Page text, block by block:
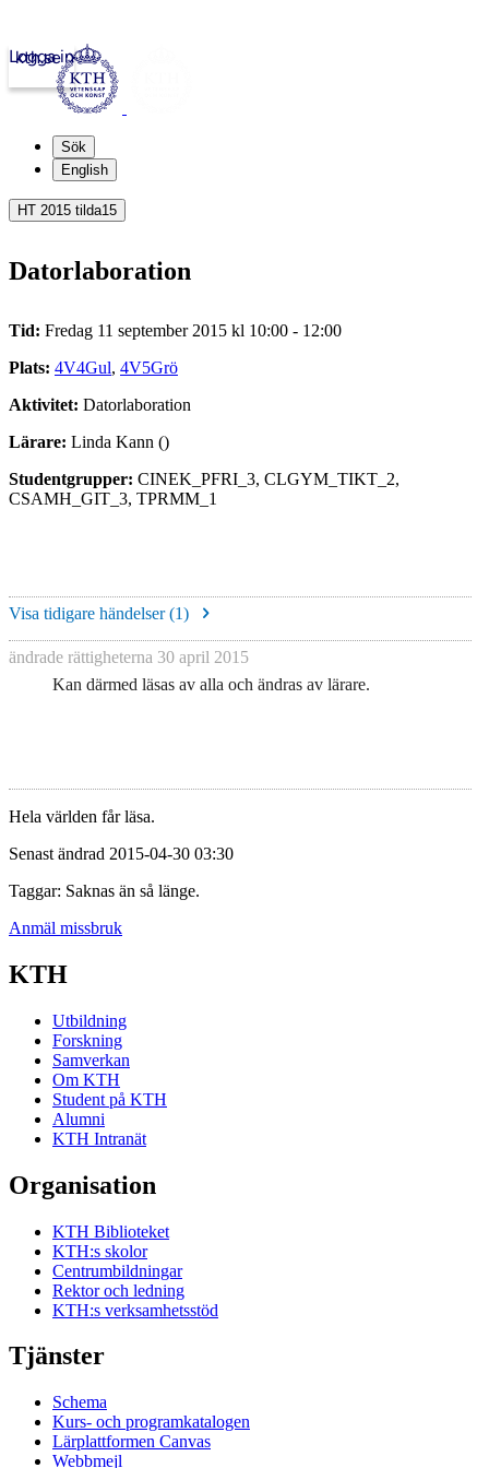
kth.se
Logga in
Sök
English
HT 2015 tilda15
Datorlaboration
Tid: Fredag 11 september 2015 kl 10:00 - 12:00
Plats: 4V4Gul, 4V5Grö
Aktivitet: Datorlaboration
Lärare: Linda Kann ()
Studentgrupper: CINEK_PFRI_3, CLGYM_TIKT_2,
CSAMH_GIT_3, TPRMM_1
Visa tidigare händelser (1)
ändrade rättigheterna 30 april 2015
Kan därmed läsas av alla och ändras av lärare.
Hela världen får läsa.
Senast ändrad 2015-04-30 03:30
Taggar: Saknas än så länge.
Anmäl missbruk
KTH
Utbildning
Forskning
Samverkan
Om KTH
Student på KTH
Alumni
KTH Intranät
Organisation
KTH Biblioteket
KTH:s skolor
Centrumbildningar
Rektor och ledning
KTH:s verksamhetsstöd
Tjänster
Schema
Kurs- och programkatalogen
Lärplattformen Canvas
Webbmejl